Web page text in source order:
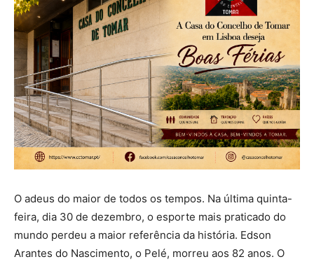
O adeus do maior de todos os tempos. Na última quinta-
feira, dia 30 de dezembro, o esporte mais praticado do
mundo perdeu a maior referência da história. Edson
Arantes do Nascimento, o Pelé, morreu aos 82 anos. O